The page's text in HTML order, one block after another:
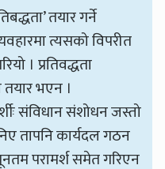
तयार गर्ने
त्यसको विपरीत
। प्रतिवद्धता
तयार भएन ।
संविधान संशोधन जस्तो
तापनि कार्यदल गठन
परामर्श समेत गरिएन